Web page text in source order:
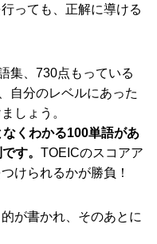
っても、正解に導ける
集、730点もっている
自分のレベルにあった
しょう。
なくわかる100単語があ
す。TOEICのスコアア
けられるかが勝負！
が書かれ、そのあとに